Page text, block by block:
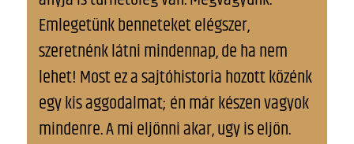
Emlegetünk benneteket elégszer,
szeretnénk látni mindennap, de ha nem
lehet! Most ez a sajtóhistoria hozott közénk
egy kis aggodalmat; én már készen vagyok
mindenre. A mi eljönni akar, ugy is eljön.